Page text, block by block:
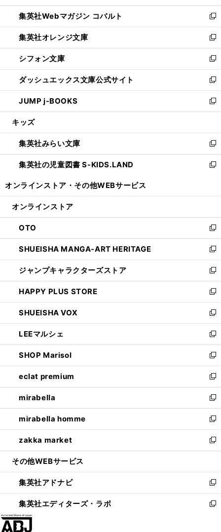
開
く
ウ
で
開
く
ン
ド
ウ
で
開
く
ウ
ィ
ン
ド
ウ
で
開
く
集英社Webマガジン コバルト
新
し
い
ウ
ィ
ン
ド
ウ
で
開
集英社オレンジ文庫
新
し
い
ウ
ィ
ン
ド
ウ
開
く
シフォン文庫
新
し
い
ウ
ィ
ン
ウ
で
開
く
ダッシュエックス文庫公式サイト
新
し
い
ウ
ン
ド
ウ
で
JUMP j-BOOKS
新
し
ウ
ィ
ン
ド
開
キッズ
集英社みらい文庫
新
し
い
ン
ウ
で
開
く
集英社の児童図書 S-KIDS.LAND
新
ウ
ン
ド
ウ
で
開
く
オンラインストア・ その他WEBサービス
オンラインストア
OTO
新
し
い
ウ
ィ
ン
ド
ウ
で
開
く
SHUEISHA MANGA-ART HERITAGE
新
し
い
ウ
ィ
ン
ド
ウ
で
開
く
ジャンプキャラクターズストア
新
し
い
ウ
ィ
ン
ド
ウ
で
開
く
HAPPY PLUS STORE
新
し
い
ウ
ィ
ン
ド
ウ
で
開
く
SHUEISHA VOX
新
し
い
ウ
ィ
ン
ド
ウ
で
開
く
LEEマルシェ
新
し
い
ウ
ィ
ン
ド
ウ
で
開
く
SHOP Marisol
新
し
い
ウ
ィ
ン
ド
ウ
で
開
eclat premium
新
し
い
ウ
ィ
ン
ド
ウ
開
く
mirabella
新
し
い
ウ
ィ
ン
ウ
で
開
く
mirabella homme
新
し
い
ウ
ン
ド
ウ
で
zakka market
新
し
ウ
ィ
ン
ド
その他WEBサービス
集英社アドナビ
新
し
い
集英社エディターズ・ラボ
新